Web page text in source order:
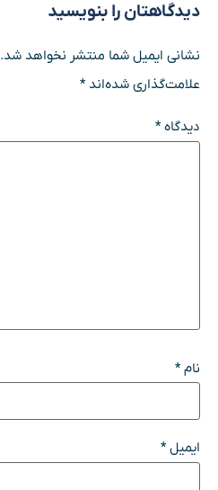
دیدگاهتان را بنویسید
نشانی ایمیل شما منتشر نخواهد شد.
علامت‌گذاری شده‌اند*
دیدگاه*
نام*
ایمیل*